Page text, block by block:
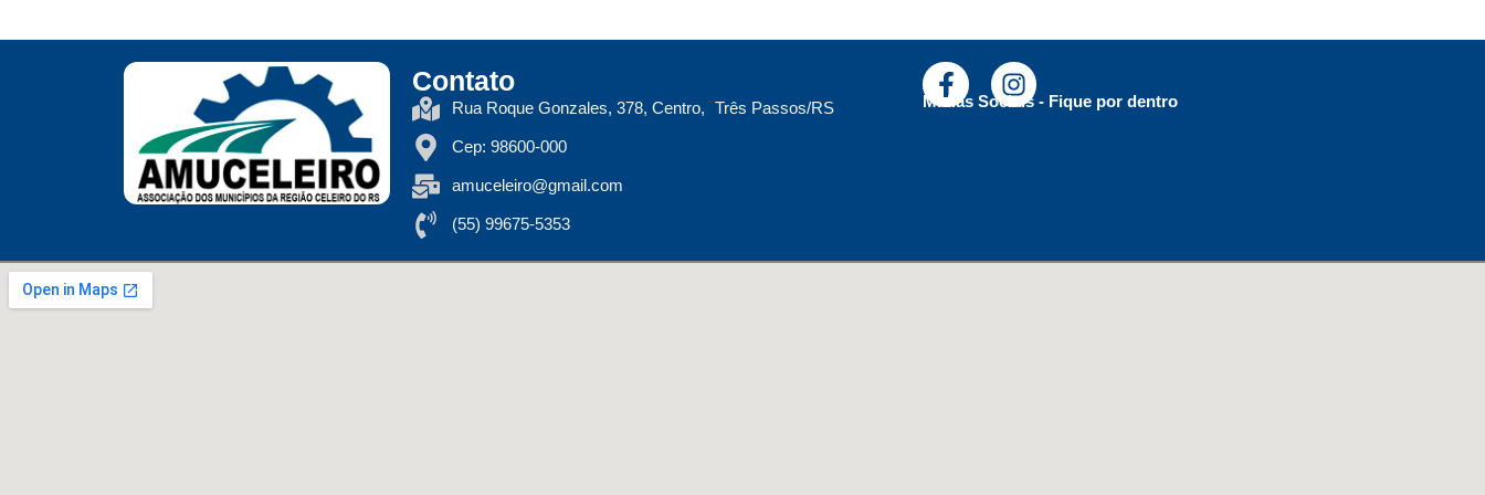
Contato
Rua Roque Gonzales, 378, Centro, Três Passos/RS
Cep: 98600-000
amuceleiro@gmail.com
(55) 99675-5353
Mídias Sociais - Fique por dentro